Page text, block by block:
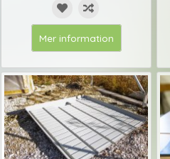
Mer information